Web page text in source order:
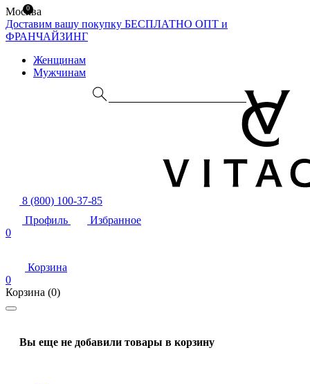
Москва
Доставим вашу покупку БЕСПЛАТНО ОПТ и
ФРАНЧАЙЗИНГ
Женщинам
Мужчинам
8 (800) 100-37-85
Профиль
Избранное
0
Корзина
0
Корзина (0)
Вы еще не добавили товары в корзину
0